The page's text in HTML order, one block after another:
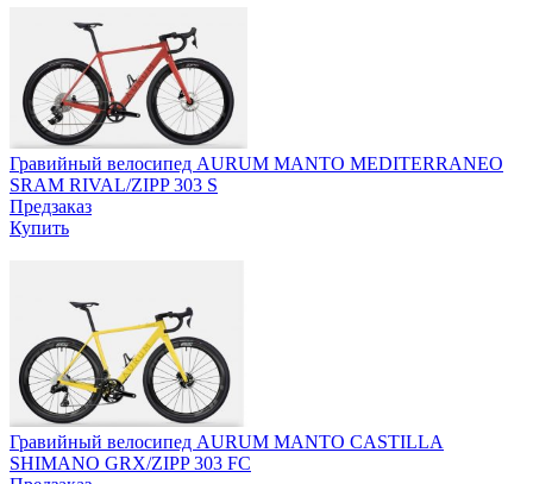
Гравийный велосипед AURUM MANTO MEDITERRANEO
SRAM RIVAL/ZIPP 303 S
Предзаказ
Купить
Гравийный велосипед AURUM MANTO CASTILLA
SHIMANO GRX/ZIPP 303 FC